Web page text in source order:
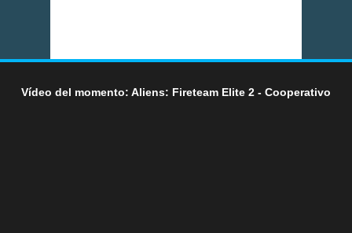
Vídeo del momento: Aliens: Fireteam Elite 2 - Cooperativo